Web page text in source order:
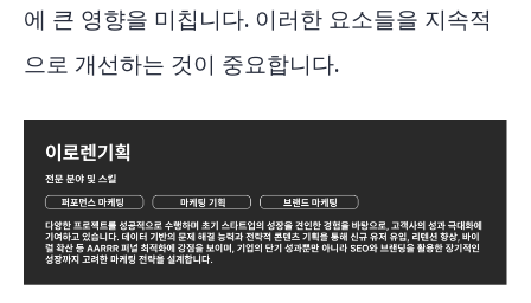
에 큰 영향을 미칩니다. 이러한 요소들을 지속적
으로 개선하는 것이 중요합니다.